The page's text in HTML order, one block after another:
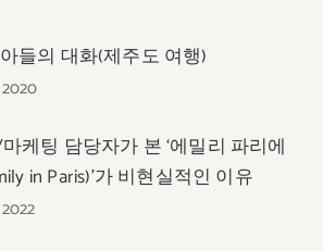
들의 대화(제주도 여행)
케팅 담당자가 본 ‘에밀리 파리에
in Paris)’가 비현실적인 이유